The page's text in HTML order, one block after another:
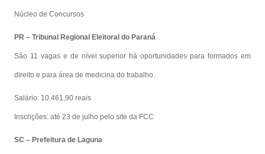
Núcleo de Concursos
PR – Tribunal Regional Eleitoral do Paraná
São 11 vagas e de nível superior há oportunidades para formados em
direito e para área de medicina do trabalho.
Salário: 10.461,90 reais
Inscrições: até 23 de julho pelo site da FCC
SC – Prefeitura de Laguna